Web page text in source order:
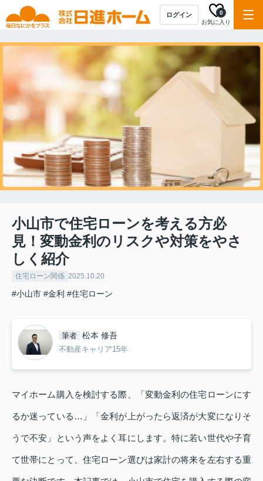
ログイン
お気に入り
0
小山市で住宅ローンを考える方必
見！変動金利のリスクや対策をやさ
しく紹介
住宅ローン関係 2025.10.20
#小山市 #金利 #住宅ローン
筆者 松本 修吾
不動産キャリア15年
マイホーム購入を検討する際、「変動金利の住宅ローンにす
るか迷っている…」「金利が上がったら返済が大変になりそ
うで不安」という声をよく耳にします。特に若い世代や子育
て世帯にとって、住宅ローン選びは家計の将来を左右する重